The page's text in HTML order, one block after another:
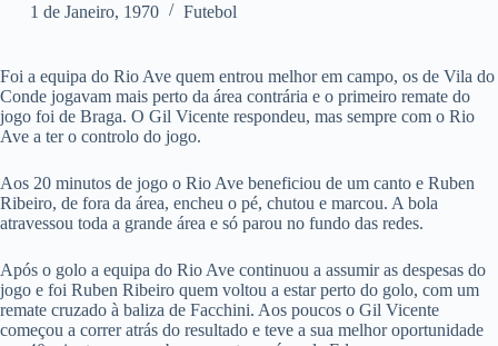
1 de Janeiro, 1970 Futebol
Foi a equipa do Rio Ave quem entrou melhor em campo, os de Vila do
Conde jogavam mais perto da área contrária e o primeiro remate do
jogo foi de Braga. O Gil Vicente respondeu, mas sempre com o Rio
Ave a ter o controlo do jogo.
Aos 20 minutos de jogo o Rio Ave beneficiou de um canto e Ruben
Ribeiro, de fora da área, encheu o pé, chutou e marcou. A bola
atravessou toda a grande área e só parou no fundo das redes.
Após o golo a equipa do Rio Ave continuou a assumir as despesas do
jogo e foi Ruben Ribeiro quem voltou a estar perto do golo, com um
remate cruzado à baliza de Facchini. Aos poucos o Gil Vicente
começou a correr atrás do resultado e teve a sua melhor oportunidade